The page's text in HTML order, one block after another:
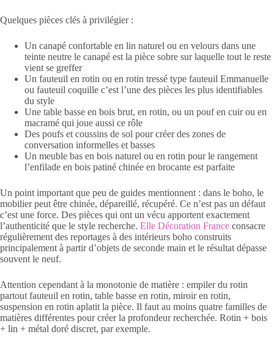
Quelques pièces clés à privilégier :
Un canapé confortable en lin naturel ou en velours dans une
teinte neutre le canapé est la pièce sobre sur laquelle tout le reste
vient se greffer
Un fauteuil en rotin ou en rotin tressé type fauteuil Emmanuelle
ou fauteuil coquille c’est l’une des pièces les plus identifiables
du style
Une table basse en bois brut, en rotin, ou un pouf en cuir ou en
macramé qui joue aussi ce rôle
Des poufs et coussins de sol pour créer des zones de
conversation informelles et basses
Un meuble bas en bois naturel ou en rotin pour le rangement
l’enfilade en bois patiné chinée en brocante est parfaite
Un point important que peu de guides mentionnent : dans le boho, le
mobilier peut être chinée, dépareillé, récupéré. Ce n’est pas un défaut
c’est une force. Des pièces qui ont un vécu apportent exactement
l’authenticité que le style recherche. Elle Décoration France consacre
régulièrement des reportages à des intérieurs boho construits
principalement à partir d’objets de seconde main et le résultat dépasse
souvent le neuf.
Attention cependant à la monotonie de matière : empiler du rotin
partout fauteuil en rotin, table basse en rotin, miroir en rotin,
suspension en rotin aplatit la pièce. Il faut au moins quatre familles de
matières différentes pour créer la profondeur recherchée. Rotin + bois
+ lin + métal doré discret, par exemple.